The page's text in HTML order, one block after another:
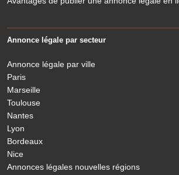
Annonce légale par secteur
Annonce légale par ville
Paris
Marseille
Toulouse
Nantes
Lyon
Bordeaux
Nice
Annonces légales nouvelles régions